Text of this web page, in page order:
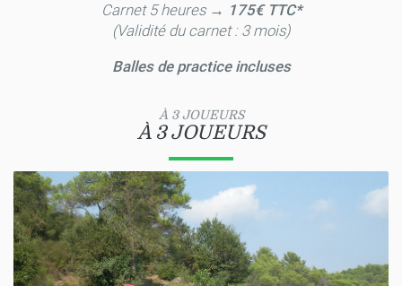
Carnet 5 heures → 175€ TTC*
(Validité du carnet : 3 mois)
Balles de practice incluses
À 3 JOUEURS
À 3 JOUEURS